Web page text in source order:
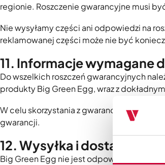
regionie. Roszczenie gwarancyjne musi
Nie wysyłamy części ani odpowiedzi na
reklamowanej części może nie być
11. Informacje wymagane
Do wszelkich roszczeń gwarancyjnych
produkty Big Green Egg, wraz z
W celu skorzystania z gwarancji nazwisko
gwarancji.
12. Wysyłka i dostawa
Big Green Egg nie jest odpowiedzialny za